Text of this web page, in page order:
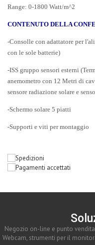
Range: 0-1800 Watt/m^2
CONTENUTO DELLA
-Consolle con adattatore per
con le sole batterie)
-ISS gruppo sensori esterni
anemometro con 12 Metri di
sensore radiazione solare e
-Schermo solare 5 piatti
-Supporti e viti per montaggio
Negozio on-line e punto
Webcam, strumenti per il